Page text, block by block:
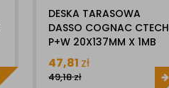
DESKA TARASOWA
DASSO COGNAC CTECH
P+W 20X137MM X 1MB
CERAMIX DESKA
BAMBUSOWA
47,81 zł
49,18zł